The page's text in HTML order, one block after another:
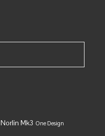
Norlin Mk3 One Design